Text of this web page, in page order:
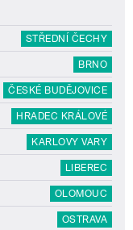
STŘEDNÍ ČECHY
BRNO
ČESKÉ BUDĚJOVICE
HRADEC KRÁLOVÉ
KARLOVY VARY
LIBEREC
OLOMOUC
OSTRAVA